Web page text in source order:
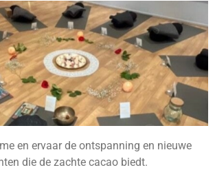
en ervaar de ontspanning en nieuwe
die de zachte cacao biedt.